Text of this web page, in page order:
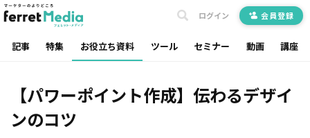
記事 特集 お役立ち資料 ツール セミナー 動画 講座
ログイン 会員登録
【パワーポイント作成】伝わるデザイ
ンのコツ